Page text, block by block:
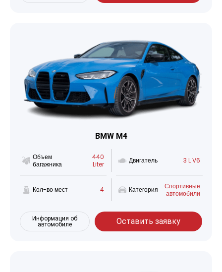
BMW M4
Объем
багажника
440
Liter
Двигатель 3 L V6
Кол-во мест 4 Категория
Спортивные
автомобили
Информация об
автомобиле
Оставить заявку